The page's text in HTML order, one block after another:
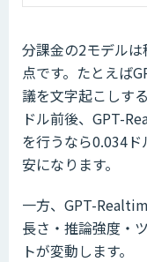
分課金の2モデル
点です。たとえば
議を文字起こしす
ドル前後、GPT-
を行うなら0.034
安になります。
一方、GPT-
長さ・推論強度・
トが変動します。